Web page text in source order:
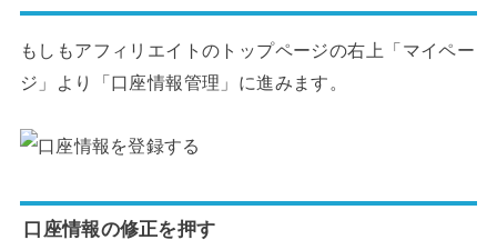
もしもアフィリエイトのトップページの右上「マイペー
ジ」より「口座情報管理」に進みます。
口座情報の修正を押す